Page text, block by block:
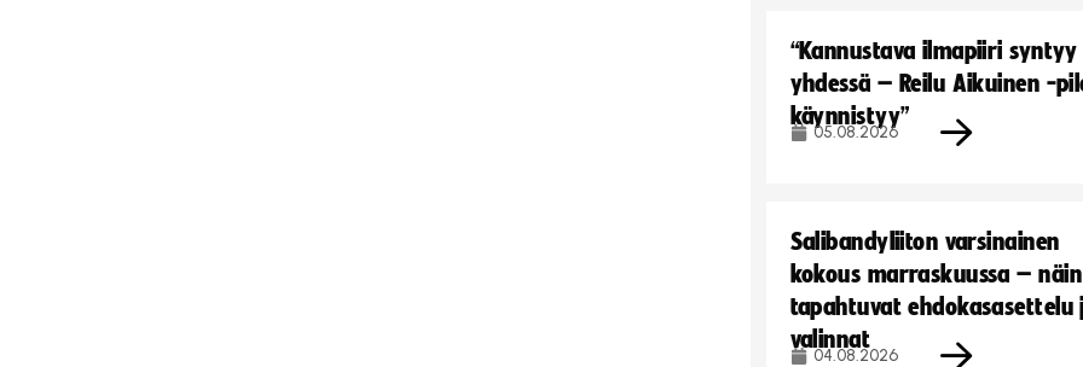
“Kannustava ilmapiiri syntyy
yhdessä – Reilu Aikuinen -
käynnistyy”
05.08.2026
Salibandyliiton varsinainen
kokous marraskuussa – näin
tapahtuvat ehdokasasettelu
valinnat
04.08.2026